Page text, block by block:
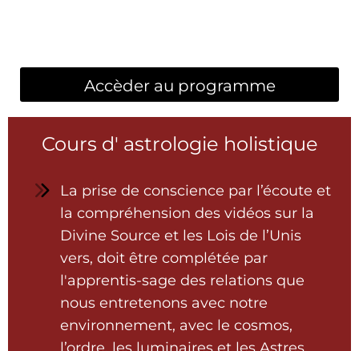
Accèder au programme
Cours d' astrologie holistique
La prise de conscience par l’écoute et
la compréhension des vidéos sur la
Divine Source et les Lois de l’Unis
vers, doit être complétée par
l'apprentis-sage des relations que
nous entretenons avec notre
environnement, avec le cosmos,